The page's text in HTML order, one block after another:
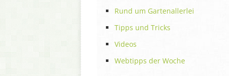
Rund um Gartenallerlei
Tipps und Tricks
Videos
Webtipps der Woche